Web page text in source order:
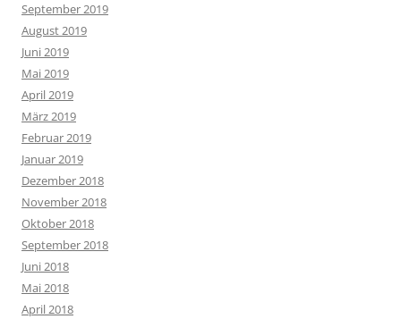
September 2019
August 2019
Juni 2019
Mai 2019
April 2019
März 2019
Februar 2019
Januar 2019
Dezember 2018
November 2018
Oktober 2018
September 2018
Juni 2018
Mai 2018
April 2018